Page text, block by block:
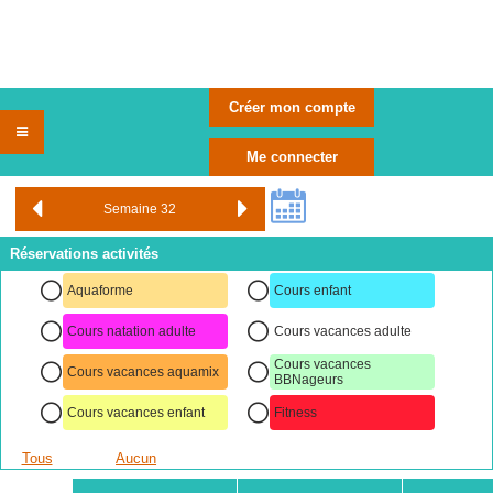
Réservations activités
Aquaforme Cours enfant
Cours natation adulte Cours vacances adulte
Cours vacances aquamix
Cours vacances
BBNageurs
Cours vacances enfant Fitness
Tous Aucun